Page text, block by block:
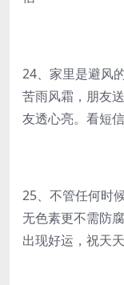
24、家里是避风
苦雨风霜，朋友
友透心亮。看短
25、不管任何时
无色素更不需防
出现好运，祝天